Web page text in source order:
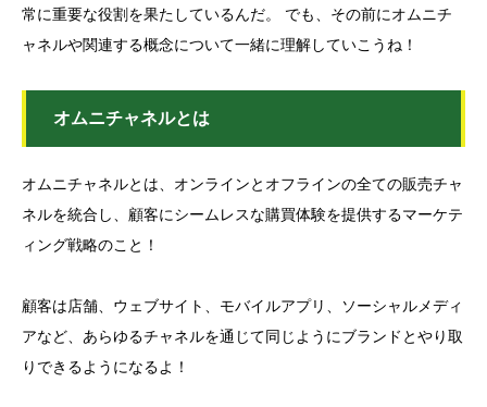
常に重要な役割を果たしているんだ。 でも、その前にオムニチ
ャネルや関連する概念について一緒に理解していこうね！
オムニチャネルとは
オムニチャネルとは、オンラインとオフラインの全ての販売チャ
ネルを統合し、顧客にシームレスな購買体験を提供するマーケテ
ィング戦略のこと！
顧客は店舗、ウェブサイト、モバイルアプリ、ソーシャルメディ
アなど、あらゆるチャネルを通じて同じようにブランドとやり取
りできるようになるよ！